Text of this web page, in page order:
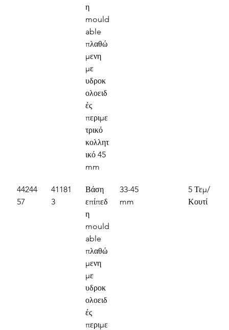
η
mould
able
πλαθώ
μενη
με
υδροκ
ολοειδ
ές
περιμε
τρικό
κολλητ
ικό 45
mm
44244
57
41181
3
Βάση
επίπεδ
η
mould
able
πλαθώ
μενη
με
υδροκ
ολοειδ
ές
περιμε
33-45
mm
5 Τεμ/
Κουτί